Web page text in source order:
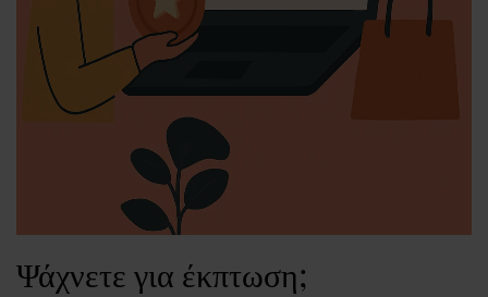
Ψάχνετε για έκπτωση;